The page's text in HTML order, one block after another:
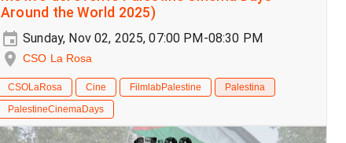
Around the World 2025)
Sunday, Nov 02, 2025, 07:00 PM-08:30 PM
CSO La Rosa
CSOLaRosa Cine FilmlabPalestine
Palestina
PalestineCinemaDays